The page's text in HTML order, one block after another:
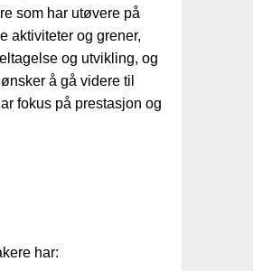
som har utøvere på
aktiviteter og grener,
og utvikling, og
å gå videre til
fokus på prestasjon og
har: